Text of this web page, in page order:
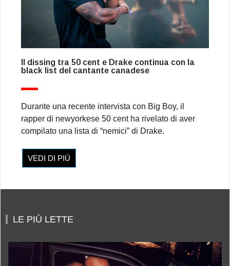
Il dissing tra 50 cent e Drake continua con la
black list del cantante canadese
Durante una recente intervista con Big Boy, il
rapper di newyorkese 50 cent ha rivelato di aver
compilato una lista di “nemici” di Drake.
VEDI DI PIÙ
LE PIÙ LETTE